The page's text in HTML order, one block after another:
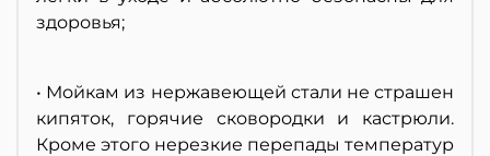
здоровья;
• Мойкам из нержавеющей стали не страшен
кипяток, горячие сковородки и кастрюли.
Кроме этого нерезкие перепады температур